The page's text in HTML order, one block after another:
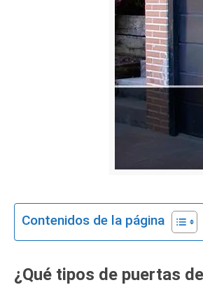
Contenidos de la página
¿Qué tipos de puertas